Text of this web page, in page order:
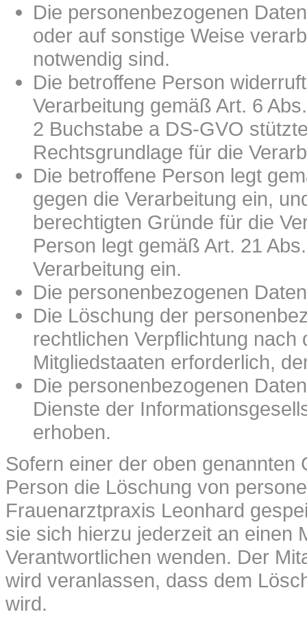
Die personenbezogenen
oder auf sonstige Weise
notwendig sind.
Die betroffene Person
Verarbeitung gemäß Art. 6
2 Buchstabe a DS-GVO
Rechtsgrundlage für die
Die betroffene Person legt
gegen die Verarbeitung ein,
berechtigten Gründe für die
Person legt gemäß Art. 21
Verarbeitung ein.
Die personenbezogenen
Die Löschung der
rechtlichen Verpflichtung
Mitgliedstaaten erforderlich,
Die personenbezogenen
Dienste der
erhoben.
Sofern einer der oben genannten
Person die Löschung von
Frauenarztpraxis Leonhard
sie sich hierzu jederzeit an einen
Verantwortlichen wenden. Der
wird veranlassen, dass dem
wird.